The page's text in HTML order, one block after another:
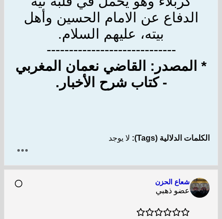
الدفاع عن الامام الحسين وأهل
بيته، عليهم السلام.
-----------------------------
* المصدر: القاضي نعمان المغربي
- كتاب شرح الأخبار.
الكلمات الدلالية (Tags): لا يوجد
شعاع الحزن
عضو ذهبي